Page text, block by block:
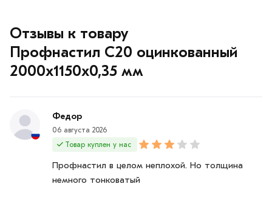
Отзывы к товару
Профнастил С20 оцинкованный
2000х1150х0,35 мм
Федор
06 августа 2026
Товар куплен у нас
Профнастил в целом неплохой. Но толщина
немного тонковатый